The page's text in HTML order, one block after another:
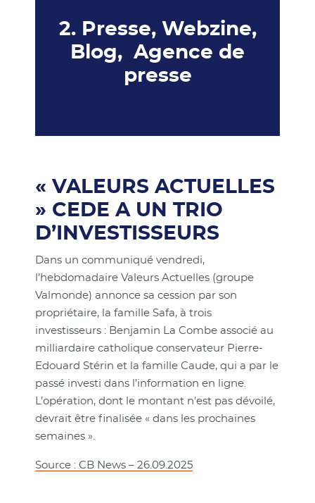
2. Presse, Webzine,
Blog, Agence de
presse
« VALEURS ACTUELLES
» CEDE A UN TRIO
D’INVESTISSEURS
Dans un communiqué vendredi,
l’hebdomadaire Valeurs Actuelles (groupe
Valmonde) annonce sa cession par son
propriétaire, la famille Safa, à trois
investisseurs : Benjamin La Combe associé au
milliardaire catholique conservateur Pierre-
Edouard Stérin et la famille Caude, qui a par le
passé investi dans l’information en ligne.
L’opération, dont le montant n’est pas dévoilé,
devrait être finalisée « dans les prochaines
semaines ».
Source : CB News – 26.09.2025